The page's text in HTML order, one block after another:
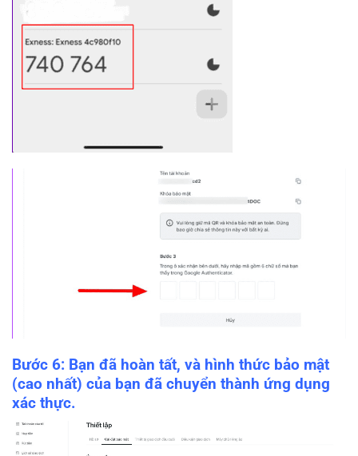
Bước 6: Bạn đã hoàn tất, và hình thức bảo mật
(cao nhất) của bạn đã chuyển thành ứng dụng
xác thực.